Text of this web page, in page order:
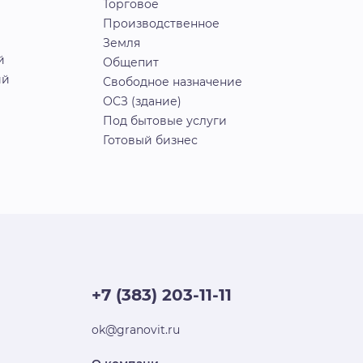
Торговое
Производственное
Земля
Общепит
Свободное назначение
ОСЗ (здание)
Под бытовые услуги
Готовый бизнес
+7 (383) 203-11-11
ok@granovit.ru